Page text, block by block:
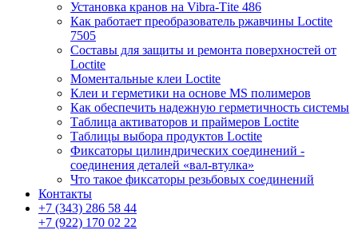
Установка кранов на Vibra-Тite 486
Как работает преобразователь ржавчины Loctite
7505
Составы для защиты и ремонта поверхностей от
Loctite
Моментальные клеи Loctite
Клеи и герметики на основе MS полимеров
Как обеспечить надежную герметичность системы
Таблица активаторов и праймеров Loctite
Таблицы выбора продуктов Loctite
Фиксаторы цилиндрических соединений -
соединения деталей «вал-втулка»
Что такое фиксаторы резьбовых соединений
Контакты
+7 (343) 286 58 44
+7 (922) 170 02 22